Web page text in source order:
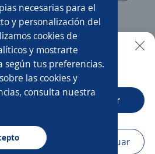
a Auxiliar de tienda
Lavandería
a de centro de control
Pintor/a
más fácil en la app
Abrir
Continuar
necesarias para el
y personalización del
cookies de
y mostrarte
tus preferencias.
las cookies y
consulta nuestra